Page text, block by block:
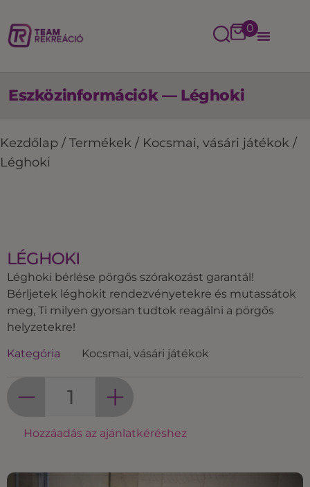
0
Eszközinformációk — Léghoki
Kezdőlap / Termékek / Kocsmai, vásári játékok /
Léghoki
LÉGHOKI
Léghoki bérlése pörgős szórakozást garantál!
Bérljetek léghokit rendezvényetekre és mutassátok
meg, Ti milyen gyorsan tudtok reagálni a pörgős
helyzetekre!
Kategória Kocsmai, vásári játékok
Hozzáadás az ajánlatkéréshez